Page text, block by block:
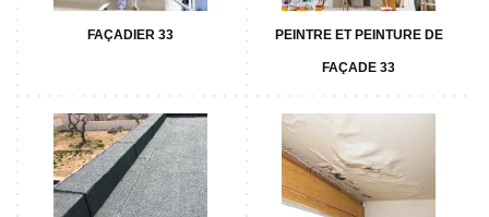
FAÇADIER 33 PEINTRE ET PEINTURE DE
FAÇADE 33